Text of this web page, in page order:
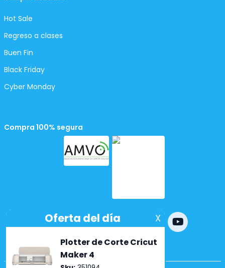
Hot Sale
Regreso a clases
Buen Fin
Black Friday
Cyber Monday
Compra 100% segura
Powered bynopCommerce